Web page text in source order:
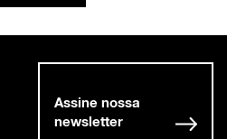
Assine nossa
newsletter